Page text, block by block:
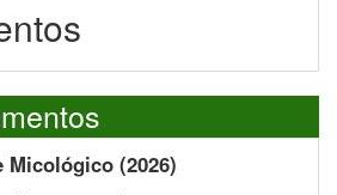
Micológico (2026)